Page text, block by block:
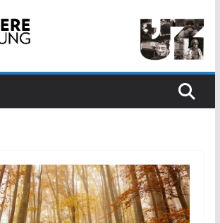
ist keine Arbeit?